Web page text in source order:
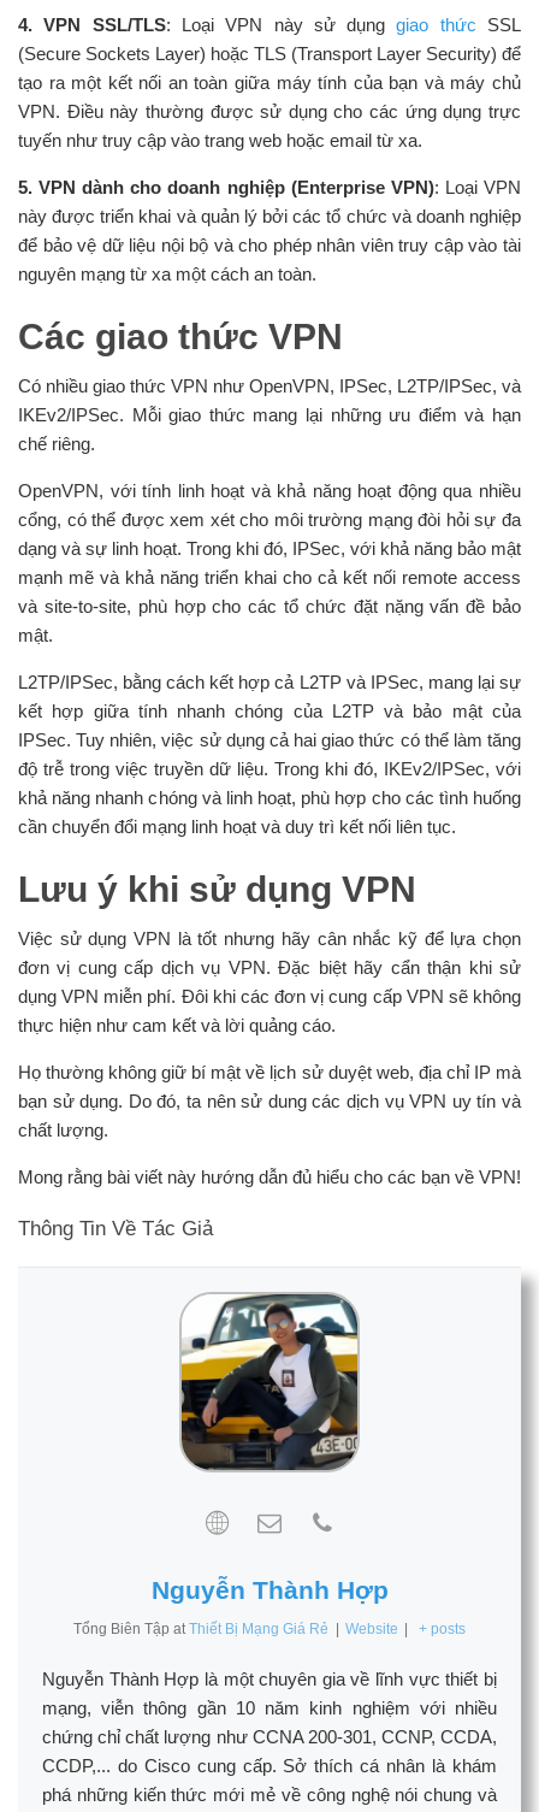
4. VPN SSL/TLS: Loại VPN này sử dụnggiao thức SSL
(Secure Sockets Layer) hoặc TLS (Transport Layer Security) để
tạo ra một kết nối an toàn giữa máy tính của bạn và máy chủ
VPN. Điều này thường được sử dụng cho các ứng dụng trực
tuyến như truy cập vào trang web hoặc email từ xa.
5. VPN dành cho doanh nghiệp (Enterprise VPN): Loại VPN
này được triển khai và quản lý bởi các tổ chức và doanh nghiệp
để bảo vệ dữ liệu nội bộ và cho phép nhân viên truy cập vào tài
nguyên mạng từ xa một cách an toàn.
Các giao thức VPN
Có nhiều giao thức VPN như OpenVPN, IPSec, L2TP/IPSec, và
IKEv2/IPSec. Mỗi giao thức mang lại những ưu điểm và hạn
chế riêng.
OpenVPN, với tính linh hoạt và khả năng hoạt động qua nhiều
cổng, có thể được xem xét cho môi trường mạng đòi hỏi sự đa
dạng và sự linh hoạt. Trong khi đó, IPSec, với khả năng bảo mật
mạnh mẽ và khả năng triển khai cho cả kết nối remote access
và site-to-site, phù hợp cho các tổ chức đặt nặng vấn đề bảo
mật.
L2TP/IPSec, bằng cách kết hợp cả L2TP và IPSec, mang lại sự
kết hợp giữa tính nhanh chóng của L2TP và bảo mật của
IPSec. Tuy nhiên, việc sử dụng cả hai giao thức có thể làm tăng
độ trễ trong việc truyền dữ liệu. Trong khi đó, IKEv2/IPSec, với
khả năng nhanh chóng và linh hoạt, phù hợp cho các tình huống
cần chuyển đổi mạng linh hoạt và duy trì kết nối liên tục.
Lưu ý khi sử dụng VPN
Việc sử dụng VPN là tốt nhưng hãy cân nhắc kỹ để lựa chọn
đơn vị cung cấp dịch vụ VPN. Đặc biệt hãy cẩn thận khi sử
dụng VPN miễn phí. Đôi khi các đơn vị cung cấp VPN sẽ không
thực hiện như cam kết và lời quảng cáo.
Họ thường không giữ bí mật về lịch sử duyệt web, địa chỉ IP mà
bạn sử dụng. Do đó, ta nên sử dung các dịch vụ VPN uy tín và
chất lượng.
Mong rằng bài viết này hướng dẫn đủ hiểu cho các bạn về VPN!
Thông Tin Về Tác Giả
Nguyễn Thành Hợp
Tổng Biên Tập at Thiết Bị Mạng Giá Rẻ Website + posts
Nguyễn Thành Hợp là một chuyên gia về lĩnh vực thiết bị
mạng, viễn thông gần 10 năm kinh nghiệm với nhiều
chứng chỉ chất lượng như CCNA 200-301, CCNP, CCDA,
CCDP,... do Cisco cung cấp. Sở thích cá nhân là khám
phá những kiến thức mới mẻ về công nghệ nói chung và